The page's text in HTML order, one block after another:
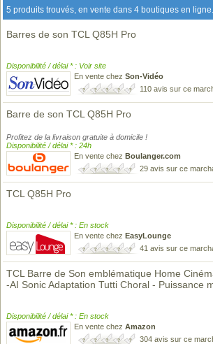
5 produits trouvés, en vente dans 4 boutiques en ligne.
Barres de son TCL Q85H Pro
Disponibilité / délai * : Voir site
En vente chez Son-Vidéo
110 avis sur ce
Barre de son TCL Q85H Pro
Profitez de la livraison gratuite à domicile !
Disponibilité / délai * : 24h
En vente chez Boulanger.com
29 avis sur ce
TCL Q85H Pro
Disponibilité / délai * : En stock
En vente chez EasyLounge
41 avis sur ce
TCL Barre de Son emblématique Home
-AI Sonic Adaptation Tutti Choral - Puissance
Disponibilité / délai * : En stock
En vente chez Amazon
304 avis sur ce